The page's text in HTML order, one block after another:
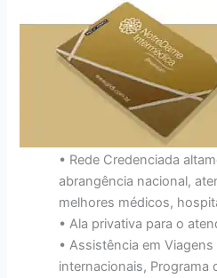
• Rede Credenciada
abrangência nacional,
melhores médicos,
• Ala privativa para o
• Assistência em
internacionais, Programa